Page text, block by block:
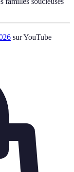
sur YouTube